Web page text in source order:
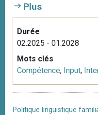
Plus
Durée
02.2025 - 01.2028
Mots clés
Compétence, Input,
Politique linguistique